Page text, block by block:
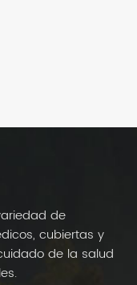
de
cubiertas y
de la salud